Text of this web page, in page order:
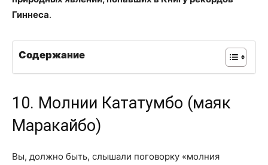
Гиннеса.
Содержание
10. Молнии Кататумбо (маяк
Маракайбо)
Вы, должно быть, слышали поговорку «молния